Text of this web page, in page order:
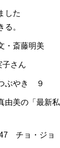
した
。
斎藤明美
さん
ぶやき ９
由美の「最新私
チョ・ジョ